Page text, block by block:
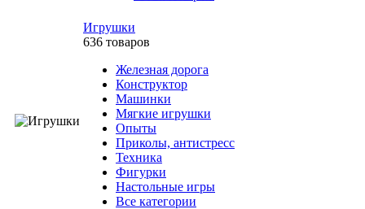
Игрушки
636 товаров
Железная дорога
Конструктор
Машинки
Мягкие игрушки
Опыты
Приколы, антистресс
Техника
Фигурки
Настольные игры
Все категории